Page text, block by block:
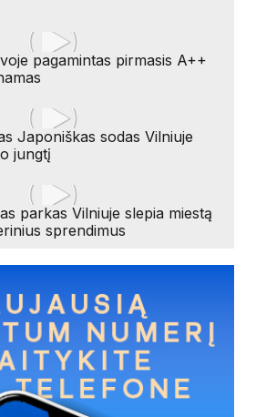
pagamintas pirmasis A++
Japoniškas sodas Vilniuje
jungtį
parkas Vilniuje slepia miestą
sprendimus